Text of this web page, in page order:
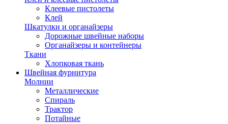
Клеевые пистолеты
Клей
Шкатулки и органайзеры
Дорожные швейные наборы
Органайзеры и контейнеры
Ткани
Хлопковая ткань
Швейная фурнитура
Молнии
Металлические
Спираль
Трактор
Потайные